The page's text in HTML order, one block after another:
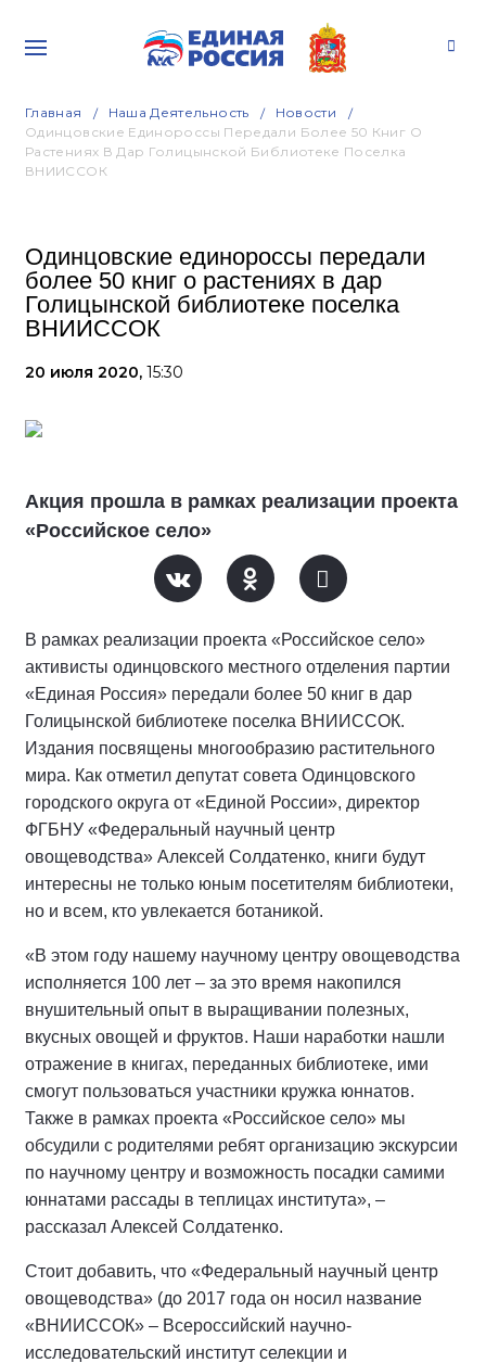
Главная Наша Деятельность
Новости
Одинцовские Единороссы Передали Более 50 Книг О
Растениях В Дар Голицынской Библиотеке Поселка
ВНИИССОК
Одинцовские единороссы передали
более 50 книг о растениях в дар
Голицынской библиотеке поселка
ВНИИССОК
20 июля 2020, 15:30
Акция прошла в рамках реализации проекта
«Российское село»
В рамках реализации проекта «Российское село»
активисты одинцовского местного отделения партии
«Единая Россия» передали более 50 книг в дар
Голицынской библиотеке поселка ВНИИССОК.
Издания посвящены многообразию растительного
мира. Как отметил депутат совета Одинцовского
городского округа от «Единой России», директор
ФГБНУ «Федеральный научный центр
овощеводства» Алексей Солдатенко, книги будут
интересны не только юным посетителям библиотеки,
но и всем, кто увлекается ботаникой.
«В этом году нашему научному центру овощеводства
исполняется 100 лет – за это время накопился
внушительный опыт в выращивании полезных,
вкусных овощей и фруктов. Наши наработки нашли
отражение в книгах, переданных библиотеке, ими
смогут пользоваться участники кружка юннатов.
Также в рамках проекта «Российское село» мы
обсудили с родителями ребят организацию экскурсии
по научному центру и возможность посадки самими
юннатами рассады в теплицах института», –
рассказал Алексей Солдатенко.
Стоит добавить, что «Федеральный научный центр
овощеводства» (до 2017 года он носил название
«ВНИИССОК» – Всероссийский научно-
исследовательский институт селекции и